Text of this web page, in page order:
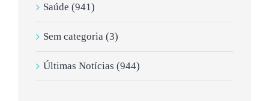
Saúde (941)
Sem categoria (3)
Últimas Notícias (944)